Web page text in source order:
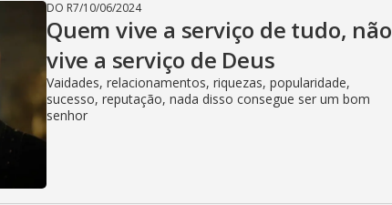
d
e
o
DO R7/10/06/2024
Quem vive a serviço de tudo, não
vive a serviço de Deus
Vaidades, relacionamentos, riquezas, popularidade,
sucesso, reputação, nada disso consegue ser um bom
senhor